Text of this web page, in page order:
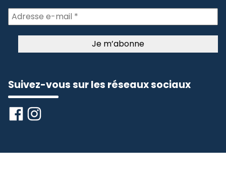
Suivez-vous sur les réseaux sociaux